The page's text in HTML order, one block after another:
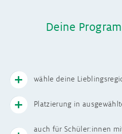
Deine
wähle deine
Platzierung in
auch für Schüler:innen